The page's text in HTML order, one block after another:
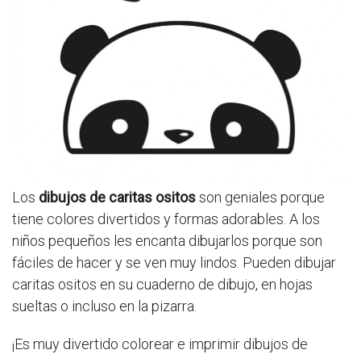
Los dibujos de caritas ositosson geniales porque
tiene colores divertidos y formas adorables. A los
niños pequeños les encanta dibujarlos porque son
fáciles de hacer y se ven muy lindos. Pueden dibujar
caritas ositos en su cuaderno de dibujo, en hojas
sueltas o incluso en la pizarra.
¡Es muy divertido colorear e imprimir dibujos de